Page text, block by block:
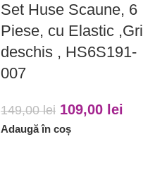
Set Huse Scaune, 6
Piese, cu Elastic ,Gri
deschis , HS6S191-
007
149,00lei 109,00 lei
Adaugă în coș